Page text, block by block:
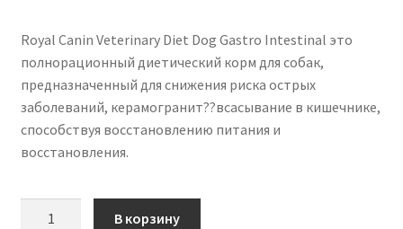
Royal Canin Veterinary Diet Dog Gastro Intestinal это
полнорационный диетический корм для собак,
предназначенный для снижения риска острых
заболеваний, керамогранит??всасывание в кишечнике,
способствуя восстановлению питания и
восстановления.
В корзину